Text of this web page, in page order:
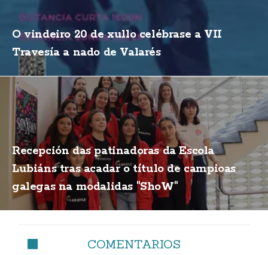
O vindeiro 20 de xullo celébrase a VII
Travesía a nado de Valarés
Recepción das patinadoras da Escola
Lubiáns tras acadar o título de campioas
galegas na modalidas "ShoW"
COMENTARIOS